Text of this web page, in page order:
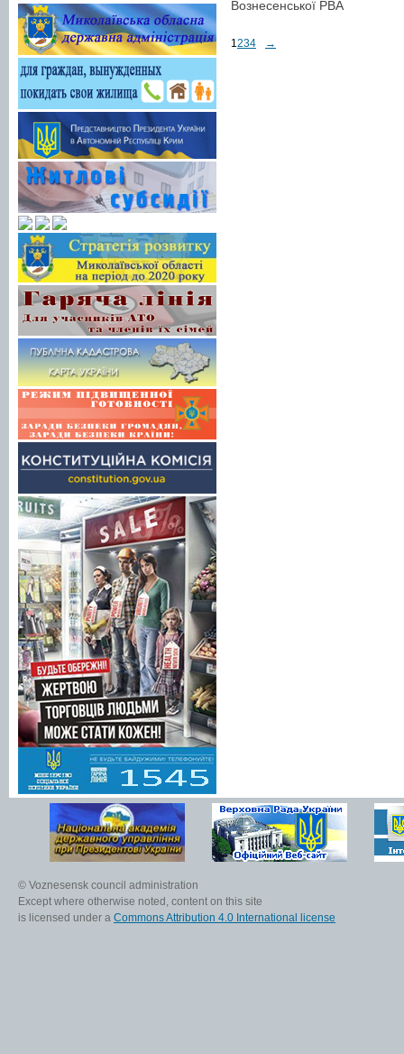
Вознесенської РВА
1234 →
© Voznesensk council administration
Except where otherwise noted, content on this site
is licensed under a Commons Attribution 4.0 International license